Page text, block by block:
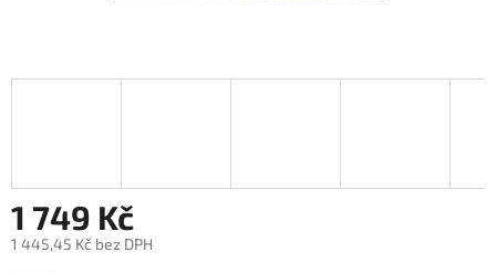
1 749 Kč
1 445,45 Kč bez DPH